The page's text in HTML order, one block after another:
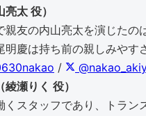
太 役）
親友の内山亮太を演じた
明慶は持ち前の親しみやす
/
瀬りく 役）
くスタッフであり、トラ